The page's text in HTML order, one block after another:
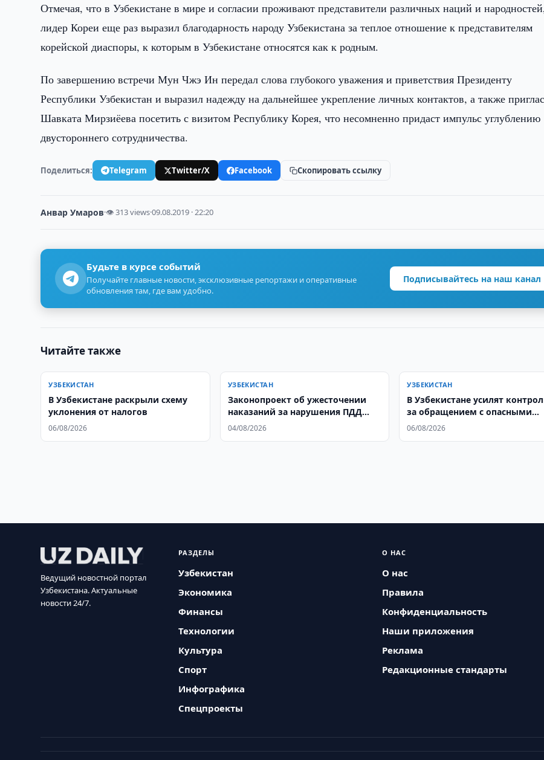
Отмечая, что в Узбекистане в мире и согласии проживают представители различных наций и
лидер Кореи еще раз выразил благодарность народу Узбекистана за теплое отношение к представителям
корейской диаспоры, к которым в Узбекистане относятся как к родным.
По завершению встречи Мун Чжэ Ин передал слова глубокого уважения и приветствия Президенту
Республики Узбекистан и выразил надежду на дальнейшее укрепление личных контактов, а также
Шавката Мирзиёева посетить с визитом Республику Корея, что несомненно придаст импульс углублению
двустороннего сотрудничества.
Поделиться: Telegram Twitter/X Facebook Скопировать ссылку
Анвар Умаров·👁 313 views·09.08.2019 · 22:20
Будьте в курсе событий
Получайте главные новости, эксклюзивные репортажи и оперативные
обновления там, где вам удобно.
Подписывайтесь на наш канал
Читайте также
УЗБЕКИСТАН
В Узбекистане раскрыли схему
уклонения от налогов
06/08/2026
УЗБЕКИСТАН
Законопроект об ужесточении
наказаний за нарушения ПДД
прошел первое чтение
04/08/2026
УЗБЕКИСТАН
В Узбекистане усилят
за обращением с опасными
отходами
06/08/2026
Ведущий новостной портал
Узбекистана. Актуальные
новости 24/7.
РАЗДЕЛЫ
Узбекистан
Экономика
Финансы
Технологии
Культура
Спорт
Инфографика
Спецпроекты
О НАС
О нас
Правила
Конфиденциальность
Наши приложения
Реклама
Редакционные стандарты